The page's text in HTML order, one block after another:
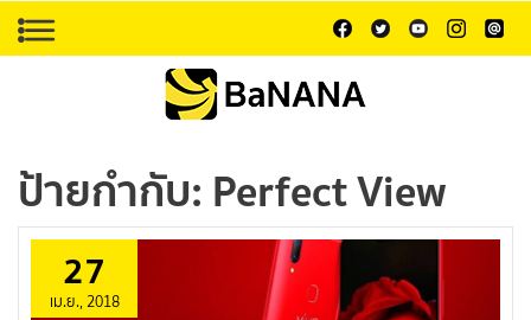
ป้ายกำกับ: Perfect View
27
เม.ย., 2018